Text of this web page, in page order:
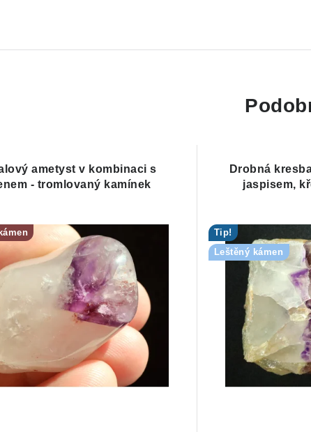
ametyst v kombinaci s
- tromlovaný kamínek
Drobná
jaspisem,
Tip!
Leštěný kámen